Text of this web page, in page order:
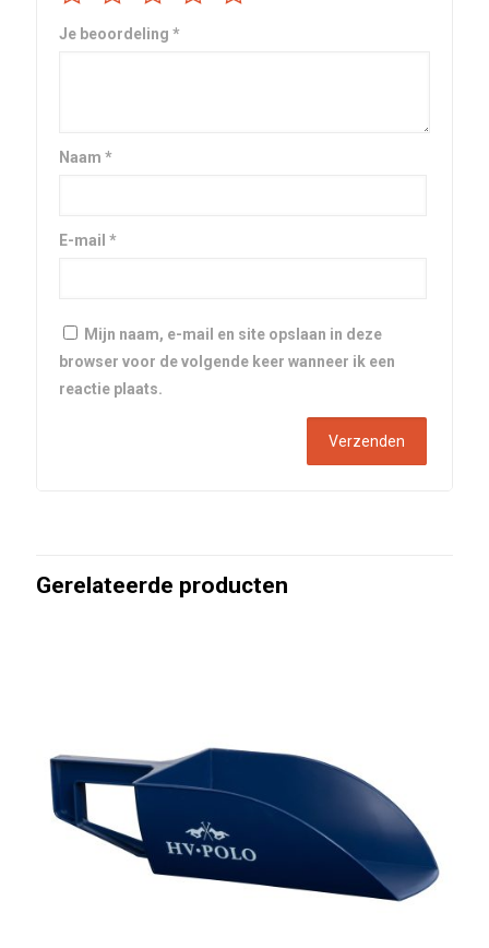
Je beoordeling *
Naam *
E-mail *
Mijn naam, e-mail en site opslaan in deze
browser voor de volgende keer wanneer ik een
reactie plaats.
Gerelateerde producten